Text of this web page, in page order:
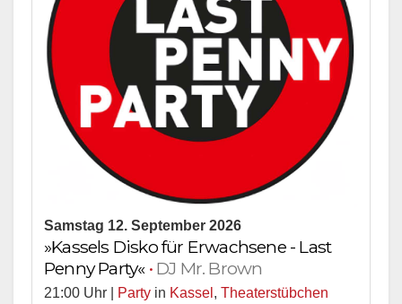
Samstag 12. September 2026
»Kassels Disko für Erwachsene - Last
Penny Party« • DJ Mr. Brown
21:00 Uhr | Party in Kassel , Theaterstübchen